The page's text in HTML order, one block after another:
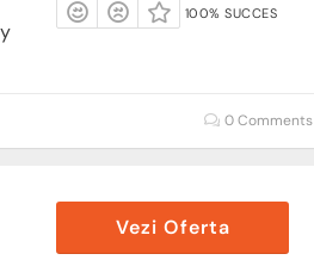
100% SUCCES
0 Comments
Vezi Oferta